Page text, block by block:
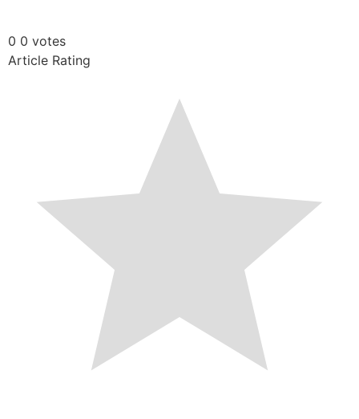
0 0 votes
Article Rating